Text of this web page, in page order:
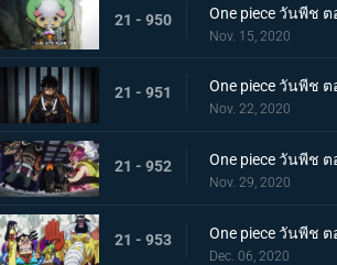
21 - 950
Nov. 15, 2020
21 - 951
Nov. 22, 2020
21 - 952
Nov. 29, 2020
21 - 953
Dec. 06, 2020